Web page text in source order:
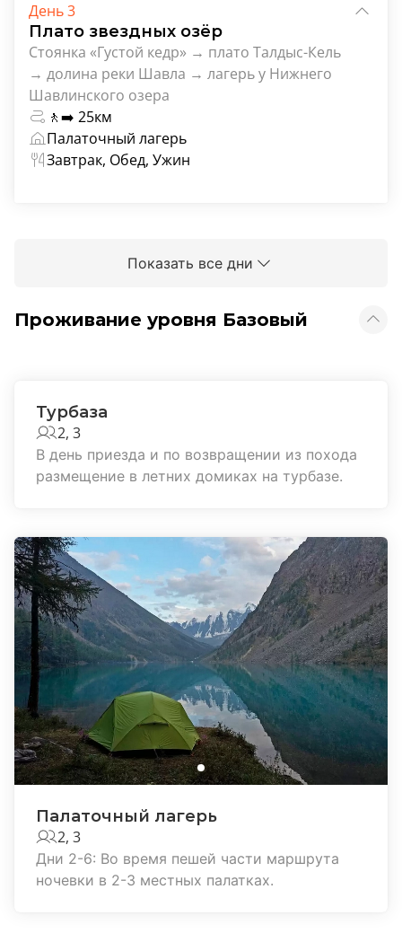
День 3
Плато звездных озёр
Стоянка «Густой кедр» → плато Талдыс-Кель
→ долина реки Шавла → лагерь у Нижнего
Шавлинского озера
🚶‍➡️ 25км
Палаточный лагерь
Завтрак, Обед, Ужин
Показать все дни
Проживание уровня Базовый
Турбаза
2, 3
В день приезда и по возвращении из похода
размещение в летних домиках на турбазе.
Палаточный лагерь
2, 3
Дни 2-6: Во время пешей части маршрута
ночевки в 2-3 местных палатках.